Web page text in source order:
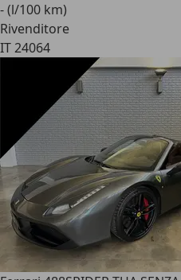
- (l/100 km)
Rivenditore
IT 24064